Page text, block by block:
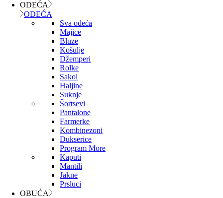
ODEĆA
ODEĆA
Sva odeća
Majice
Bluze
Košulje
Džemperi
Rolke
Sakoi
Haljine
Suknje
Šortsevi
Pantalone
Farmerke
Kombinezoni
Dukserice
Program More
Kaputi
Mantili
Jakne
Prsluci
OBUĆA